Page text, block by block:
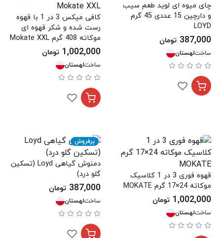
چای میوه ای لوید طعم سیب
و دارچین 15 عددی 45 گرم
LOYD
387,000 تومان
ساختلهستان
کافی میکس 3 در 1 با قهوه
رست شده و شکر قهوه ای
موکاته 408 گرم Mokate XXL
1,002,000 تومان
ساختلهستان
قهوه فوری 3 در 1 کلاسیک
موکاته 24×17 گرم MOKATE
1,002,000 تومان
ساختلهستان
پرفروش
دمنوش گیاهی Loyd (تسکین
گلو درد)
387,000 تومان
ساختلهستان